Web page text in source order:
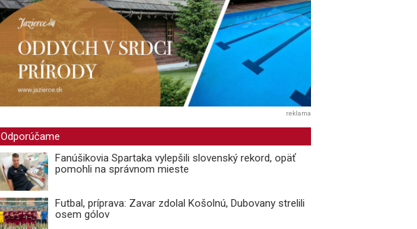
reklama
Odporúčame
Fanúšikovia Spartaka vylepšili slovenský rekord, opäť
pomohli na správnom mieste
Futbal, príprava: Zavar zdolal Košolnú, Dubovany strelili
osem gólov